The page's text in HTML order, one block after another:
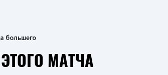
большего
МАТЧА